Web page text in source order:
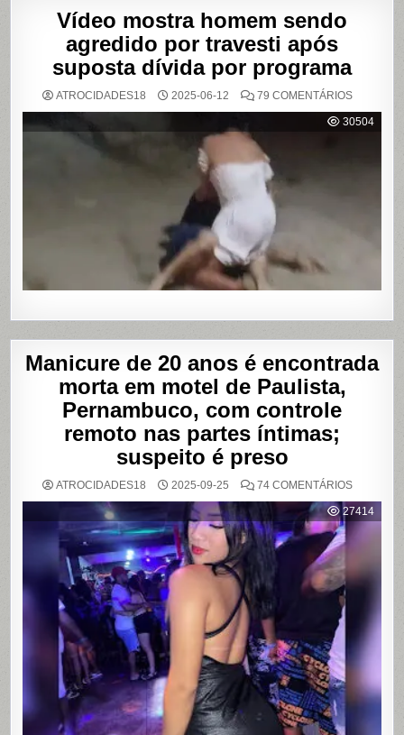
Vídeo mostra homem sendo
agredido por travesti após
suposta dívida por programa
ATROCIDADES18 2025-06-12 79 COMENTÁRIOSEM
MOSTRA
HOMEM
30504
Manicure de 20 anos é encontrada
morta em motel de Paulista,
Pernambuco, com controle
remoto nas partes íntimas;
suspeito é preso
ATROCIDADES18 2025-09-25 74 COMENTÁRIOSEM
DE
20
ANOS
EM
MOTEL
COM
REMOTO
PARTES
É
27414